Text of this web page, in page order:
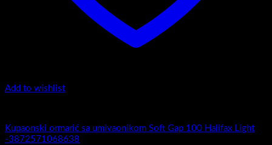
Add to wishlist
Kupaonski ormarić sa umivaonikom Soft Gap 100 Halifax Light
-3872571068638